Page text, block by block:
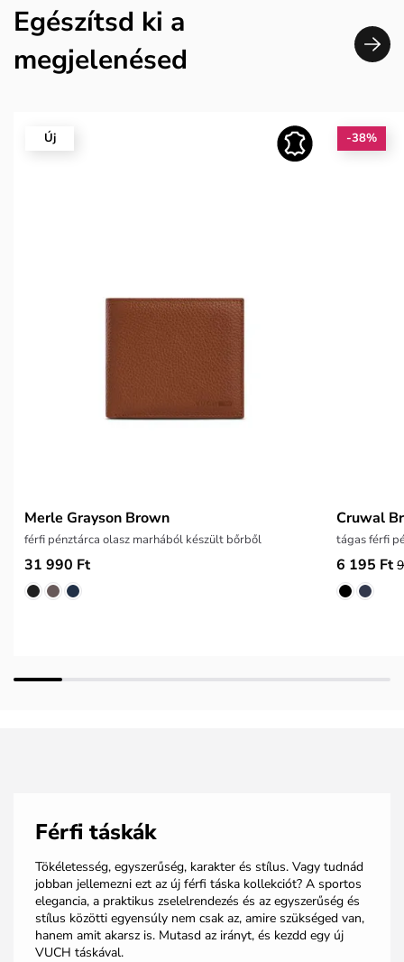
Egészítsd ki a
megjelenésed
Új
Merle Grayson Brown
férfi pénztárca olasz marhából készült bőrből
31 990 Ft
-38%
Cruwal
tágas férfi
6 195 Ft
Férfi táskák
Tökéletesség, egyszerűség, karakter és stílus. Vagy tudnád
jobban jellemezni ezt az új férfi táska kollekciót? A sportos
elegancia, a praktikus zselelrendezés és az egyszerűség és
stílus közötti egyensúly nem csak az, amire szükséged van,
hanem amit akarsz is. Mutasd az irányt, és kezdd egy új
VUCH táskával.